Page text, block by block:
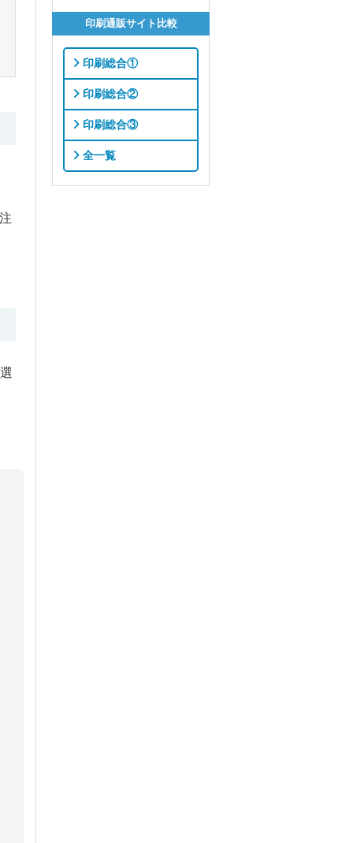
印刷通販サイト比較
印刷総合①
印刷総合②
印刷総合③
全一覧